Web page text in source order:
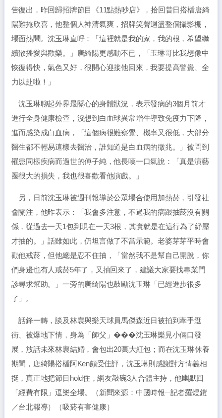
告復出，昨回歸招牌節目《11點熱吵店》，拾回昔日搭檔唐綺
陽難掩欣喜，他整個人神清氣爽，招牌笑聲迴盪整個攝影棚，
場面熱鬧。沈玉琳直呼：「這裡就是我的家，我的根，希望繼
續散播愛與歡樂。」唐綺陽更感動不已，「玉琳哥比我想像中
恢復得快，氣色又好，很開心迎接他回來，我要提高警覺、全
力以赴啦！」
沈玉琳聊起外界最關心的身體狀況，表示發病的3個月前才
進行全身健康檢查，沒想到白血球異常增生導致免疫力下降，
進而感染成白血病，「這個病很難察覺、機率又很低，大部分
醫生都不輕易這樣去醫治，誰知道是白血病的徵兆。」被問到
罹患同樣疾病而過世的傅子純，他長嘆一口氣說：「真是演藝
圈很大的損失，我也很喜歡看他演戲。」
另，日前沈玉琳被週刊報導於公眾場合使用加熱菸，引發社
會關注，他昨表示：「我會多注意，不過我的病跟抽菸沒有關
係，從過去一天1包到現在一天3根，其實就是在這行為了紓壓
才抽的。」話雖如此，仍坦言做了不當示範。老婆芽芽平時會
勸他戒菸，但他總是忍不住抽，「當然我不是幫自己開脫，你
們身邊也有人戒菸5年了，又抽回來了，建議大家要找專業門
診尋求幫助。」一旁的唐綺陽也鼓勵沈玉琳「已經進步很多
了」。
話鋒一轉，談及林襄與樂天球員馬傑森近日被拍到牽手逛
街、被爆地下情，身為「師父」���沈玉琳樂見小倆口發
展，放話未來林襄結婚，會包出20萬大紅包；而在沈玉琳休養
期間，唐綺陽搭檔阿Ken頗受佳評，沈玉琳則感謝對方情義相
挺，真正地把節目hold住，網友敲碗3人合體主持，他幽默回
「經費有限」逗樂全場。（新聞來源：中國時報─記者羅煜鎧
／台北報導）（吸菸有害健康）